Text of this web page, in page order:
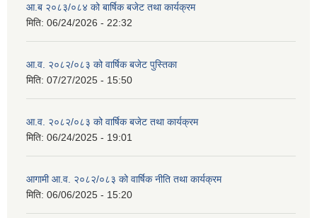
आ.ब २०८३/०८४ को बार्षिक बजेट तथा कार्यक्रम
मिति: 06/24/2026 - 22:32
आ.व. २०८२/०८३ को वार्षिक बजेट पुस्तिका
मिति: 07/27/2025 - 15:50
आ.व. २०८२/०८३ को वार्षिक बजेट तथा कार्यक्रम
मिति: 06/24/2025 - 19:01
आगामी आ.व. २०८२/०८३ को वार्षिक नीति तथा कार्यक्रम
मिति: 06/06/2025 - 15:20